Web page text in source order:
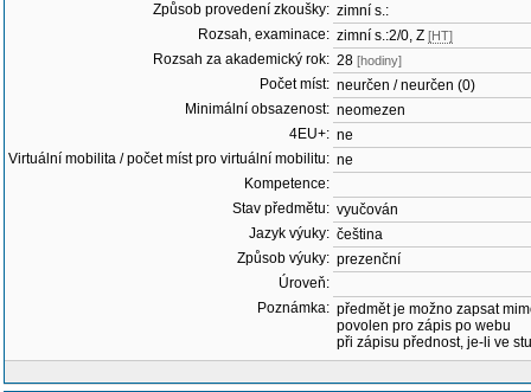
Způsob provedení zkoušky: zimní s.:
Rozsah, examinace: zimní s.:2/0, Z [HT]
Rozsah za akademický rok: 28 [hodiny]
Počet míst: neurčen / neurčen (0)
Minimální obsazenost: neomezen
4EU+: ne
Virtuální mobilita / počet míst pro virtuální mobilitu: ne
Kompetence:
Stav předmětu: vyučován
Jazyk výuky: čeština
Způsob výuky: prezenční
Úroveň:
Poznámka: předmět je možno zapsat
povolen pro zápis po webu
při zápisu přednost, je-li ve